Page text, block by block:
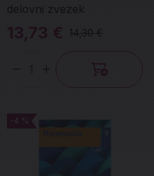
delovni zvezek
13,73 € 14,30 €
Količina
-4 %
-4 %